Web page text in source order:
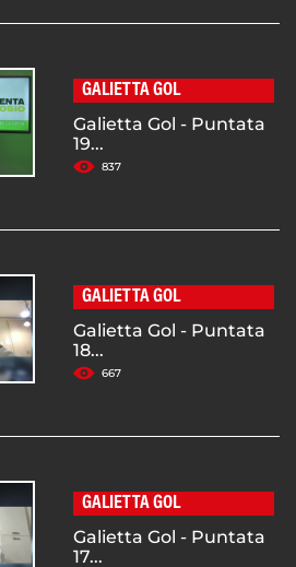
GALIETTA GOL
Galietta Gol - Puntata
19...
837
GALIETTA GOL
Galietta Gol - Puntata
18...
667
GALIETTA GOL
Galietta Gol - Puntata
17...